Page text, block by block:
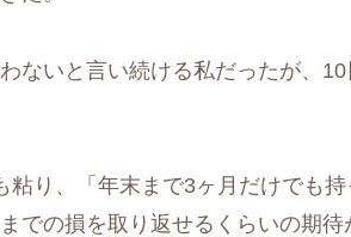
ないと言い続ける私だったが、
粘り、「年末まで3ヶ月だけでも
での損を取り返せるくらいの期待